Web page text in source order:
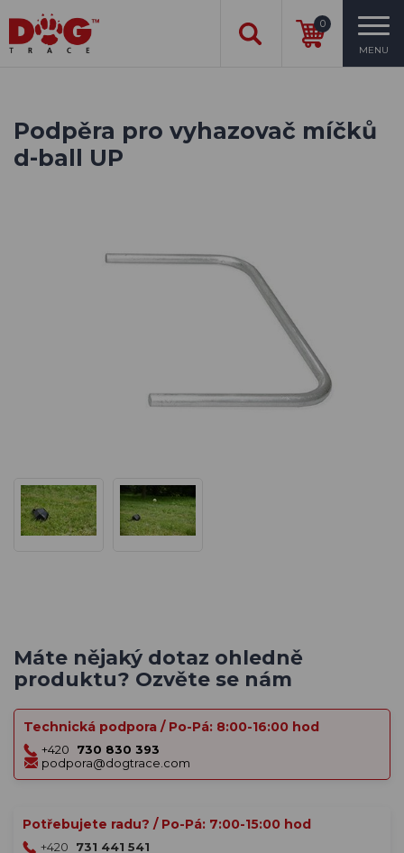
0
MENU
Podpěra pro vyhazovač míčků
d-ball UP
Máte nějaký dotaz ohledně
produktu? Ozvěte se nám
Technická podpora / Po-Pá: 8:00-16:00 hod
+420
730 830 393
podpora@dogtrace.com
Potřebujete radu? / Po-Pá: 7:00-15:00 hod
+420
731 441 541